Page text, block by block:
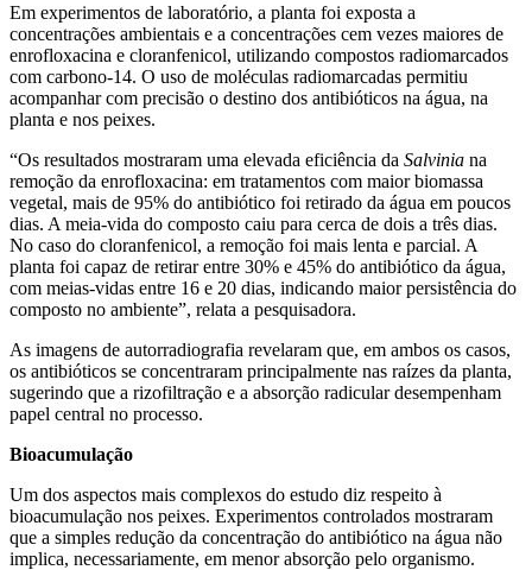
Em experimentos de laboratório, a planta foi exposta a
concentrações ambientais e a concentrações cem vezes maiores de
enrofloxacina e cloranfenicol, utilizando compostos radiomarcados
com carbono-14. O uso de moléculas radiomarcadas permitiu
acompanhar com precisão o destino dos antibióticos na água, na
planta e nos peixes.
“Os resultados mostraram uma elevada eficiência da Salvinia na
remoção da enrofloxacina: em tratamentos com maior biomassa
vegetal, mais de 95% do antibiótico foi retirado da água em poucos
dias. A meia-vida do composto caiu para cerca de dois a três dias.
No caso do cloranfenicol, a remoção foi mais lenta e parcial. A
planta foi capaz de retirar entre 30% e 45% do antibiótico da água,
com meias-vidas entre 16 e 20 dias, indicando maior persistência do
composto no ambiente”, relata a pesquisadora.
As imagens de autorradiografia revelaram que, em ambos os casos,
os antibióticos se concentraram principalmente nas raízes da planta,
sugerindo que a rizofiltração e a absorção radicular desempenham
papel central no processo.
Bioacumulação
Um dos aspectos mais complexos do estudo diz respeito à
bioacumulação nos peixes. Experimentos controlados mostraram
que a simples redução da concentração do antibiótico na água não
implica, necessariamente, em menor absorção pelo organismo.